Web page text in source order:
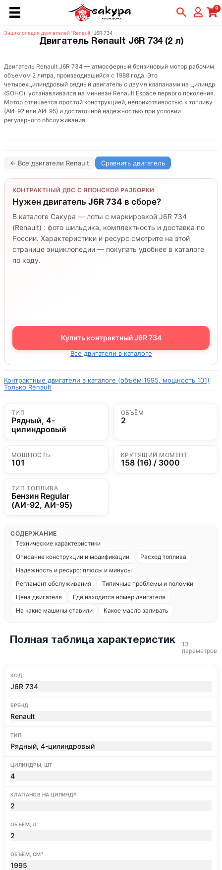
0
Энциклопедия двигателей/ Renault /J6R 734
Двигатель Renault J6R 734 (2 л)
Двигатель Renault J6R 734 — атмосферный бензиновый мотор рабочим
объемом 2 литра, производившийся с 1988 года. Это
четырехцилиндровый рядный двигатель с двумя клапанами на цилиндр
(SOHC), устанавливался на минивэн Renault Espace первого поколения.
Мотор отличается простой конструкцией, неприхотливостью к топливу
(АИ-92 или АИ-95) и достаточной надежностью при условии
регулярного обслуживания.
← Все двигатели Renault Сравнить двигатель
КОНТРАКТНЫЙ ДВС С ЯПОНСКОЙ РАЗБОРКИ
Нужен двигатель J6R 734 в сборе?
В каталоге Сакура — лоты с маркировкой J6R 734
(Renault) : фото шильдика, комплектность и доставка по
России. Характеристики и ресурс смотрите на этой
странице энциклопедии — покупать удобнее в каталоге
по коду.
Купить контрактный J6R 734
Все двигатели в каталоге
Контрактные двигатели в каталоге (объём 1995, мощность 101)
Только Renault
ТИП
Рядный, 4-
цилиндровый
ОБЪЁМ
2
МОЩНОСТЬ
101
КРУТЯЩИЙ МОМЕНТ
158 (16) / 3000
ТИП ТОПЛИВА
Бензин Regular
(АИ-92, АИ-95)
СОДЕРЖАНИЕ
Технические характеристики
Описание конструкции и модификации
Расход топлива
Надежность и ресурс: плюсы и минусы
Регламент обслуживания
Типичные проблемы и поломки
Цена двигателя
Где находится номер двигателя
На какие машины ставили
Какое масло заливать
Полная таблица характеристик
13
параметров
КОД
J6R 734
БРЕНД
Renault
ТИП
Рядный, 4-цилиндровый
ЦИЛИНДРЫ, ШТ
4
КЛАПАНОВ НА ЦИЛИНДР
2
ОБЪЁМ, Л
2
ОБЪЁМ, СМ³
1995